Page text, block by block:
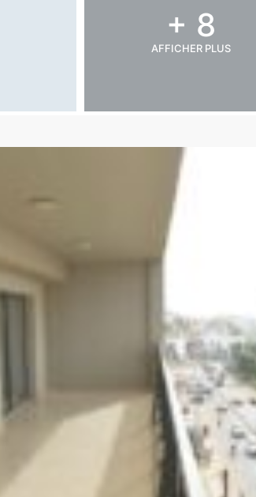
+ 8
AFFICHER PLUS